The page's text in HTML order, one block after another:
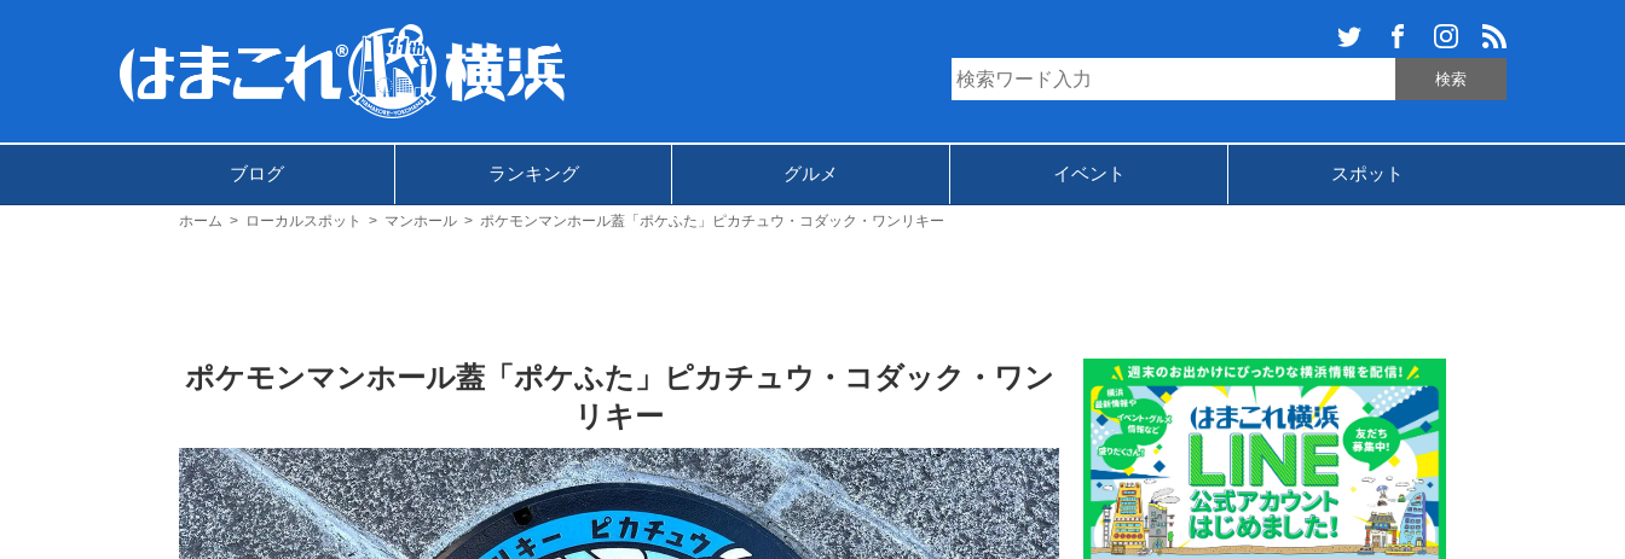
ブログ ランキング グルメ イベント スポット
ホーム ローカルスポット マンホール ポケモンマンホール蓋「ポケふた」ピカチュウ・コダック・ワンリキー
ポケモンマンホール蓋「ポケふた」ピカチュウ・コダック・ワン
リキー